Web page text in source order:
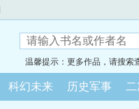
温馨提示：更多作品，请搜索
科幻未来 历史军事